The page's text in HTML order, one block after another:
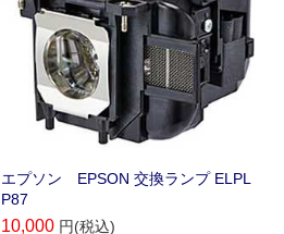
エプソン EPSON 交換ランプ ELPL
P87
10,000 円(税込)